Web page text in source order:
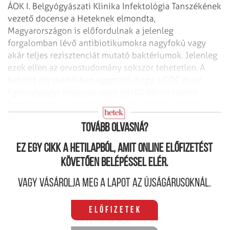
ÁOK I. Belgyógyászati Klinika Infektológia Tanszékének
vezető docense a Heteknek elmondta,
Magyarországon is előfordulnak a jelenleg
forgalomban lévő antibiotikumokra nagyfokú vagy
akár teljes rezisztenciát mutató baktériumok. Jelenleg
ezek ellen az orvos­tudomány sokszor tehetetlen. A
Tovább olvasná?
Ez egy cikk a hetilapból, amit online előfizetést
követően belépéssel elér.
Vagy vásárolja meg a lapot az újságárusoknál.
Előfizetek